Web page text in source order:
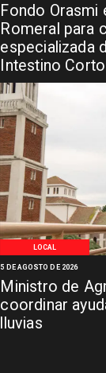
Fondo Orasmi
Romeral para
especializada
Intestino Corto
LOCAL
Ministro de
coordinar
lluvias
5 DE AGOSTO DE 2026